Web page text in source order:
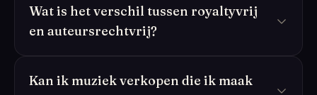
Wat is het verschil tussen royaltyvrij
en auteursrechtvrij?
Kan ik muziek verkopen die ik maak